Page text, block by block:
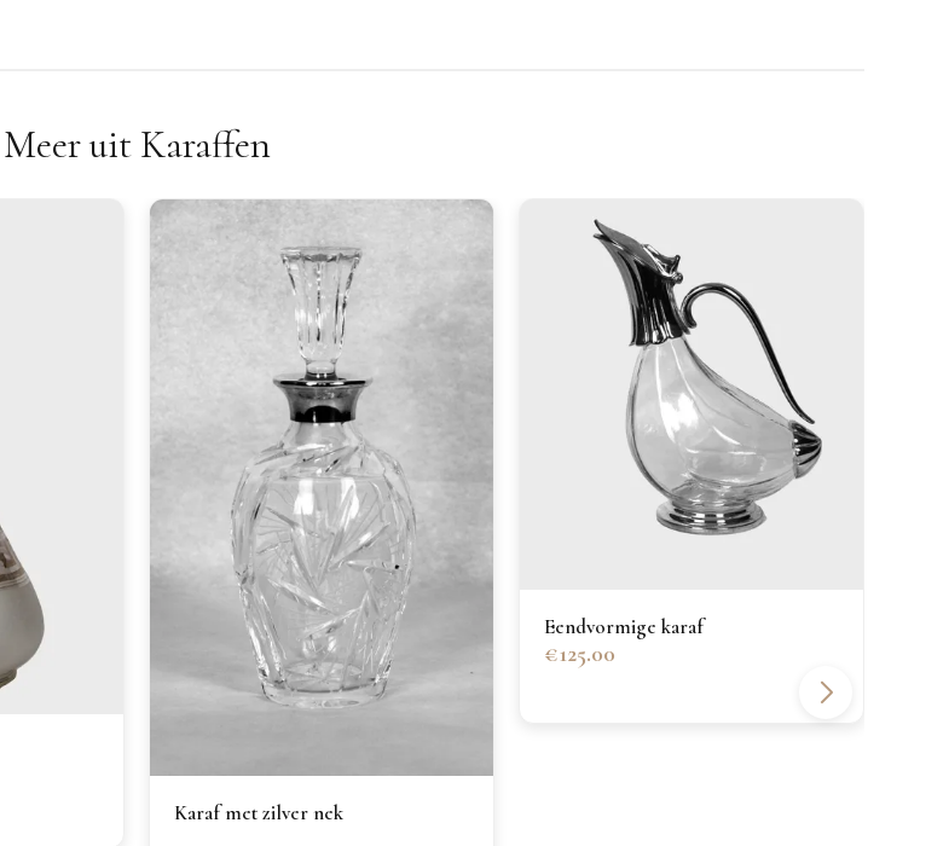
Meer uit Karaffen
Karaf met zilver nek
Eendvormige karaf
€125.00